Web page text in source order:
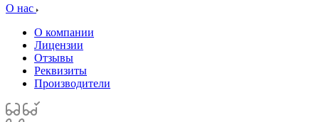
О нас
О компании
Лицензии
Отзывы
Реквизиты
Производители